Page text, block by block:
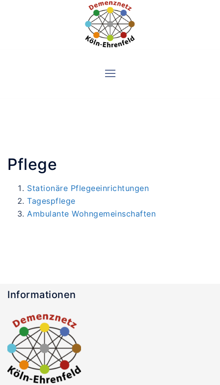
Pflege
Stationäre Pflegeeinrichtungen
Tagespflege
Ambulante Wohngemeinschaften
Informationen